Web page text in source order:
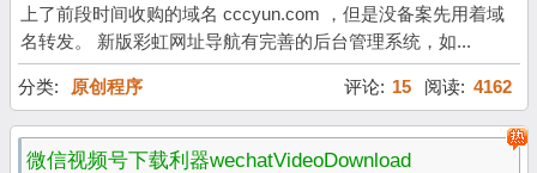
上了前段时间收购的域名 cccyun.com ，但是没备案先用着域
名转发。 新版彩虹网址导航有完善的后台管理系统，如...
分类: 原创程序 评论: 15 阅读: 4162
微信视频号下载利器wechatVideoDownload